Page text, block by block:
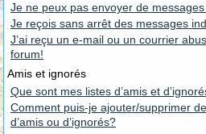
Je ne peux pas envoyer de
Je reçois sans arrêt des messages
J’ai reçu un e-mail ou un courrier
forum!
Amis et ignorés
Que sont mes listes d’amis et
Comment puis-je ajouter/supprimer
d’amis ou d’ignorés?